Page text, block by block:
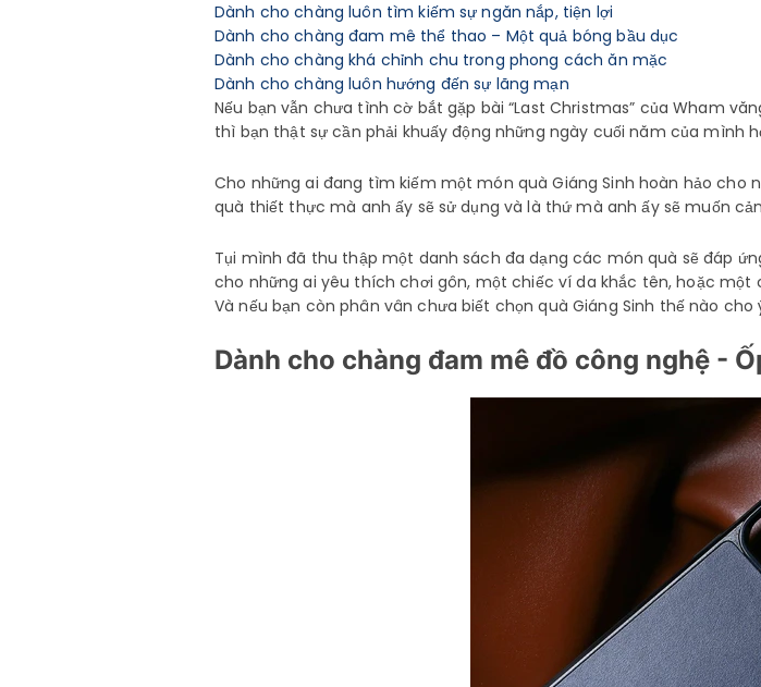
Dành cho chàng luôn tìm kiếm sự ngăn nắp, tiện lợi
Dành cho chàng đam mê thể thao – Một quả bóng bầu dục
Dành cho chàng khá chỉnh chu trong phong cách ăn mặc
Dành cho chàng luôn hướng đến sự lãng mạn
Nếu bạn vẫn chưa tình cờ bắt gặp bài “Last Christmas” của Wham
thì bạn thật sự cần phải khuấy động những ngày cuối năm của mình
Cho những ai đang tìm kiếm một món quà Giáng Sinh hoàn hảo
quà thiết thực mà anh ấy sẽ sử dụng và là thứ mà anh ấy sẽ muốn
Tụi mình đã thu thập một danh sách đa dạng các món quà sẽ đáp
cho những ai yêu thích chơi gôn, một chiếc ví da khắc tên, hoặc
Và nếu bạn còn phân vân chưa biết chọn quà Giáng Sinh thế nào
Dành cho chàng đam mê đồ công nghệ -